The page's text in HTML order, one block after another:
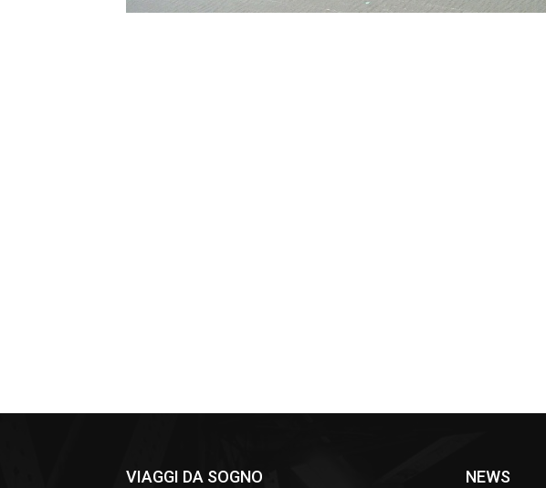
VIAGGI DA SOGNO NEWS